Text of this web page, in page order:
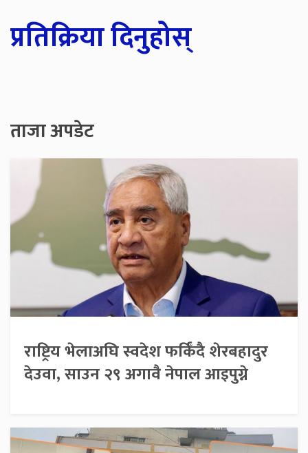
प्रतिक्रिया दिनुहोस्
ताजा अपडेट
राष्ट्रिय भेलाअघि स्वदेश फर्किँदै शेरबहादुर
देउवा, साउन २९ अगावै नेपाल आइपुग्ने